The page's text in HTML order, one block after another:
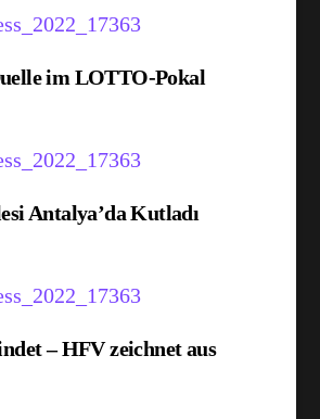
im LOTTO-Pokal
Antalya’da Kutladı
– HFV zeichnet aus